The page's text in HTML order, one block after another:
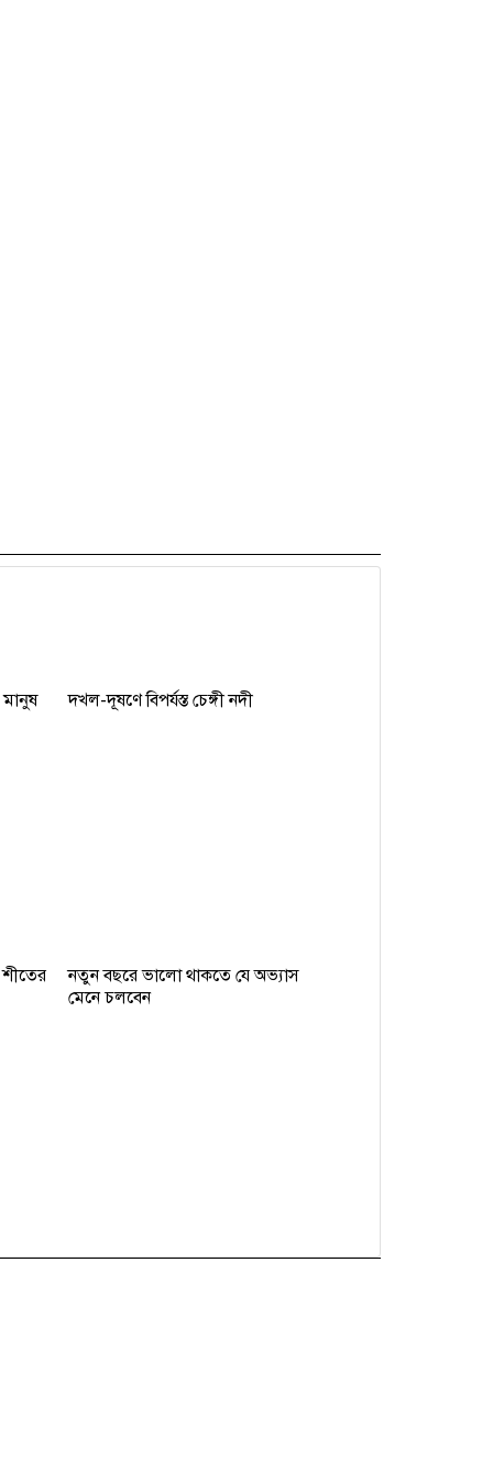
মানুষ দখল-দূষণে বিপর্যস্ত চেঙ্গী নদী
নতুন বছরে ভালো থাকতে যে অভ্যাস
মেনে চলবেন